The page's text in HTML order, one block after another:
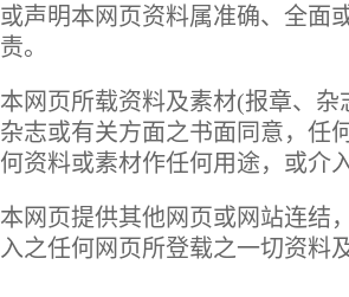
或声明本网页资料属准确、全面
责。
本网页所载资料及素材(报章、杂
杂志或有关方面之书面同意，任
何资料或素材作任何用途，或介
本网页提供其他网页或网站连结
入之任何网页所登载之一切资料